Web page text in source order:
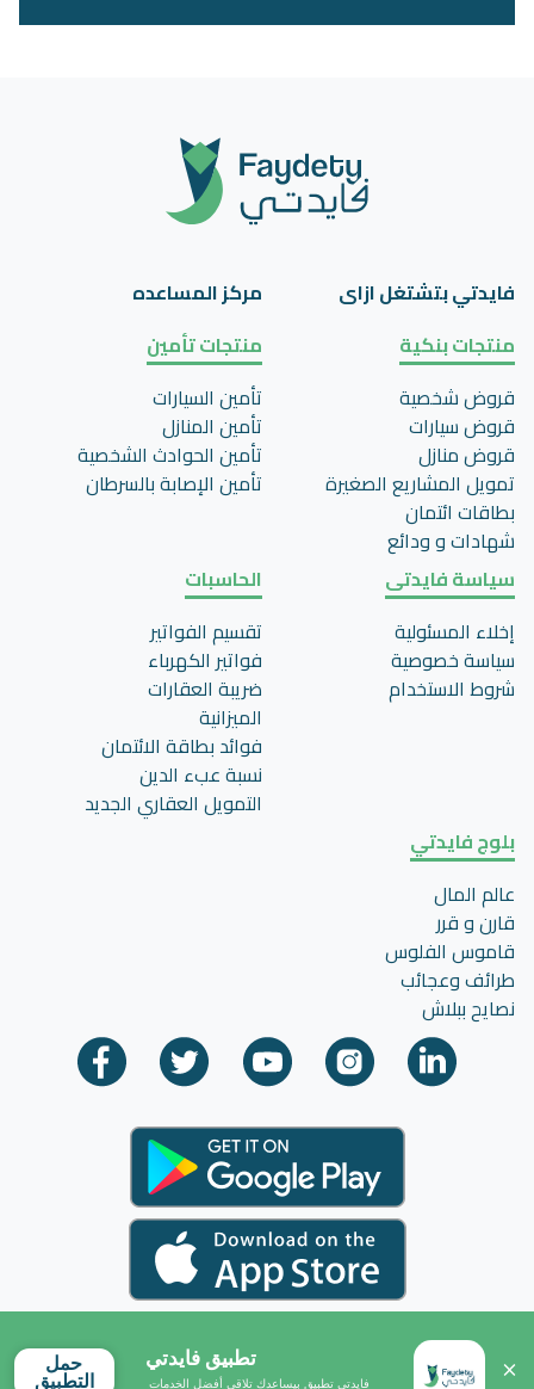
فايدتي بتشتغل ازاى
مركز المساعده
منتجات بنكية
قروض شخصية
قروض سيارات
قروض منازل
تمويل المشاريع الصغيرة
بطاقات ائتمان
شهادات و ودائع
منتجات تأمين
تأمين السيارات
تأمين المنازل
تأمين الحوادث الشخصية
تأمين اﻹصابة بالسرطان
سياسة فايدتى
إخلاء المسئولية
سياسة خصوصية
شروط الاستخدام
الحاسبات
تقسيم الفواتير
فواتير الكهرباء
ضريبة العقارات
الميزانية
فوائد بطاقة الائتمان
نسبة عبء الدين
التمويل العقاري الجديد
بلوج فايدتي
عالم المال
قارن و قرر
قاموس الفلوس
طرائف وعجائب
نصايح ببلاش
تطبيق فايدتي
حمل
التطبيق